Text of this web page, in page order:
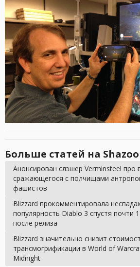
Больше статей на Shazoo
Анонсирован слэшер Verminsteel про
сражающегося с полчищами
фашистов
Blizzard прокомментировала
популярность Diablo 3 спустя почти
после релиза
Blizzard значительно снизит
трансмогрификации в World of
Midnight